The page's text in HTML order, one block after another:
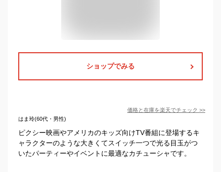
ショップでみる
価格と在庫を楽天でチェック >>
はま玲(60代・男性)
ピクシー映画やアメリカのキッズ向けTV番組に登場するキ
ャラクターのような大きくてスイッチ一つで光る目玉がつ
いたパーティーやイベントに最適なカチューシャです。